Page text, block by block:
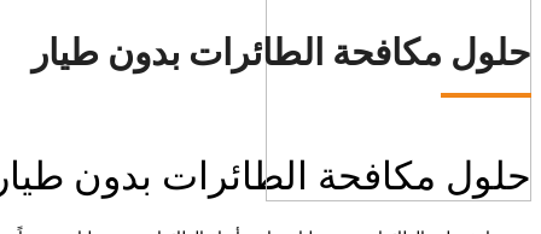
حلول مكافحة الطائرات بدون طيار
حلول مكافحة الطائرات بدون طيار